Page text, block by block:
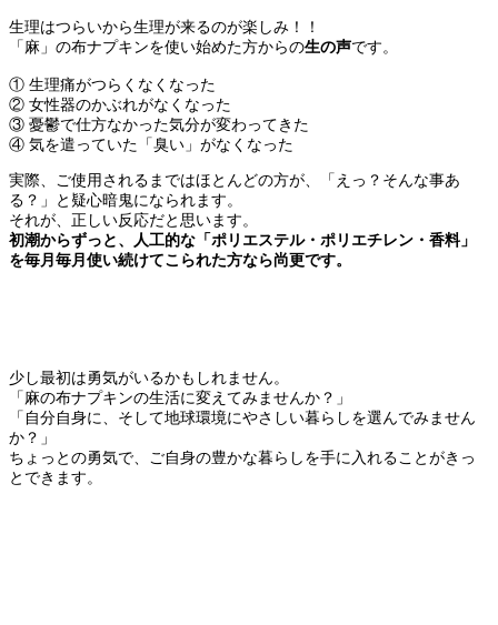
生理はつらいから生理が来るのが楽しみ！！
「麻」の布ナプキンを使い始めた方からの生の声です。
① 生理痛がつらくなくなった
② 女性器のかぶれがなくなった
③ 憂鬱で仕方なかった気分が変わってきた
④ 気を遣っていた「臭い」がなくなった
実際、ご使用されるまではほとんどの方が、「えっ？そんな事あ
る？」と疑心暗鬼になられます。
それが、正しい反応だと思います。
初潮からずっと、人工的な「ポリエステル・ポリエチレン・香料」
を毎月毎月使い続けてこられた方なら尚更です。
少し最初は勇気がいるかもしれません。
「麻の布ナプキンの生活に変えてみませんか？」
「自分自身に、そして地球環境にやさしい暮らしを選んでみません
か？」
ちょっとの勇気で、ご自身の豊かな暮らしを手に入れることがきっ
とできます。